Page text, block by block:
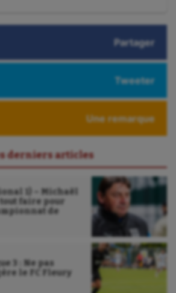
frisbee
Partager
Tweeter
Une remarque
derniers articles
1) – Michaël
tout faire pour
de
3 : Ne pas
le FC Fleury